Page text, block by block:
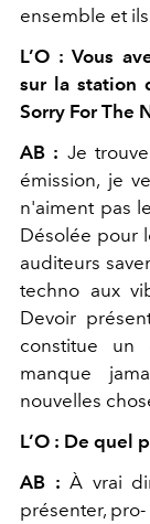
ensemble et
L’O : Vous
sur la station
Sorry For The
AB : Je
émission, je
n'aiment pas
Désolée pour
auditeurs
techno aux
Devoir
constitue un
manque
nouvelles
L’O : De quel
AB : À vrai
présenter,